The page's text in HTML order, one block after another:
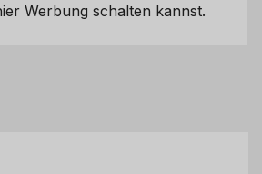
Werbung schalten kannst.